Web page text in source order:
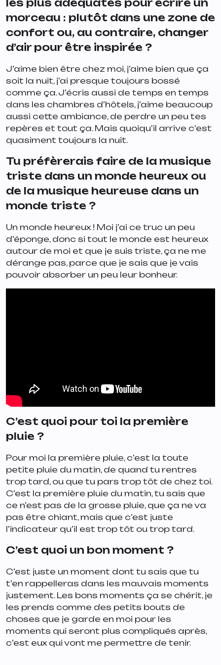
les plus adéquates pour écrire un
morceau : plutôt dans une zone de
confort ou, au contraire, changer
d’air pour être inspirée ?
J’aime bien être chez moi, j’aime bien que ça
soit la nuit, j’ai presque toujours bossé
comme ça. J’écris aussi de temps en temps
dans les chambres d’hôtels, j’aime beaucoup
aussi cette ambiance, de perdre un peu tes
repères et tout ça. Mais quoiqu’il arrive c’est
quasiment toujours la nuit.
Tu préfèrerais faire de la musique
triste dans un monde heureux ou
de la musique heureuse dans un
monde triste ?
Un monde heureux ! Moi j’ai ce truc un peu
d’éponge, donc si tout le monde est heureux
autour de moi et que je suis triste, ça ne me
dérange pas, parce que je sais que je vais
pouvoir absorber un peu leur bonheur.
C’est quoi pour toi la première
pluie ?
Pour moi la première pluie, c’est la toute
petite pluie du matin, de quand tu rentres
trop tard, ou que tu pars trop tôt de chez toi.
C’est la première pluie du matin, tu sais que
ce n’est pas de la grosse pluie, que ça ne va
pas être chiant, mais que c’est juste
l’indicateur qu’il est trop tôt ou trop tard.
C’est quoi un bon moment ?
C’est juste un moment dont tu sais que tu
t’en rappelleras dans les mauvais moments
justement. Les bons moments ça se chérit, je
les prends comme des petits bouts de
choses que je garde en moi pour les
moments qui seront plus compliqués après,
c’est eux qui vont me permettre de tenir.